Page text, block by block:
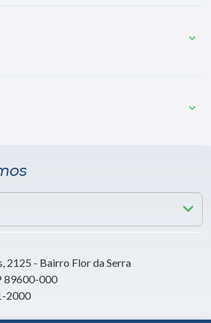
2125 - Bairro Flor da Serra
89600-000
2000